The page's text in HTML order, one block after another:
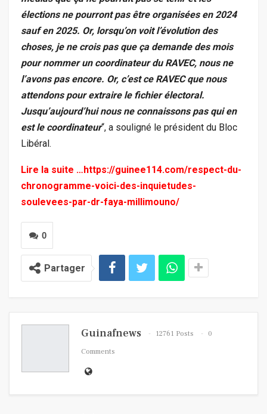
élections ne pourront pas être organisées en 2024
sauf en 2025. Or, lorsqu’on voit l’évolution des
choses, je ne crois pas que ça demande des mois
pour nommer un coordinateur du RAVEC, nous ne
l’avons pas encore. Or, c’est ce RAVEC que nous
attendons pour extraire le fichier électoral.
Jusqu’aujourd’hui nous ne connaissons pas qui en
est le coordinateur“, a souligné le président du Bloc
Libéral.
Lire la suite … https://guinee114.com/respect-du-
chronogramme-voici-des-inquietudes-
soulevees-par-dr-faya-millimouno/
0
Partager
Guinafnews 12761 Posts
0
Comments